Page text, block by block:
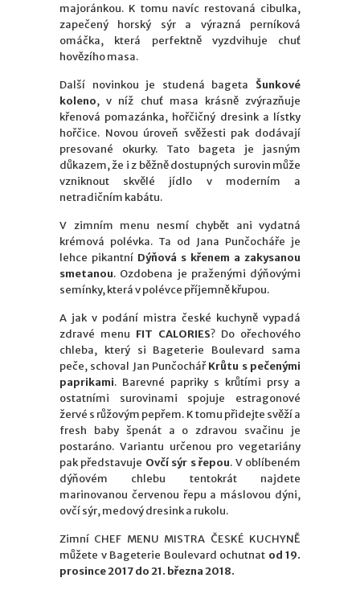
majoránkou. K tomu navíc restovaná cibulka,
zapečený horský sýr a výrazná perníková
omáčka, která perfektně vyzdvihuje chuť
hovězího masa.
Další novinkou je studená bageta Šunkové
koleno, v níž chuť masa krásně zvýrazňuje
křenová pomazánka, hořčičný dresink a lístky
hořčice. Novou úroveň svěžesti pak dodávají
presované okurky. Tato bageta je jasným
důkazem, že i z běžně dostupných surovin může
vzniknout skvělé jídlo v moderním a
netradičním kabátu.
V zimním menu nesmí chybět ani vydatná
krémová polévka. Ta od Jana Punčocháře je
lehce pikantní Dýňová s křenem a zakysanou
smetanou. Ozdobena je praženými dýňovými
semínky, která v polévce příjemně křupou.
A jak v podání mistra české kuchyně vypadá
zdravé menu FIT CALORIES? Do ořechového
chleba, který si Bageterie Boulevard sama
peče, schoval Jan PunčochářKrůtu s pečenými
paprikami. Barevné papriky s krůtími prsy a
ostatními surovinami spojuje estragonové
žervé s růžovým pepřem. K tomu přidejte svěží a
fresh baby špenát a o zdravou svačinu je
postaráno. Variantu určenou pro vegetariány
pak představuje Ovčí sýr s řepou. V oblíbeném
dýňovém chlebu tentokrát najdete
marinovanou červenou řepu a máslovou dýni,
ovčí sýr, medový dresink a rukolu.
Zimní CHEF MENU MISTRA ČESKÉ KUCHYNĚ
můžete v Bageterie Boulevard ochutnat od 19.
prosince 2017 do 21. března 2018.